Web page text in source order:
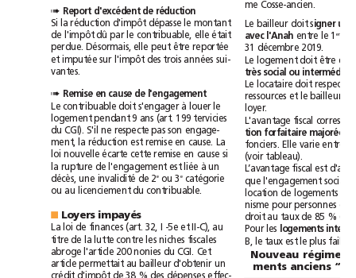
➠ Report d'excédent de réduction
Si la réduction d'impôt dépasse le
montant
de
l'impôt dû par le contribuable, elle
était
perdue.
Désormais, elle peut être
reportée
et
imputée sur l'impôt des trois années
sui-
vantes.
➠ Remise en cause de
l'engagement
Le
contribuable doit s'engager à louer le
logement
pendant9 ans (art. 199
tervicies
du
CGI). ne respecte pas son
engage-
ment, la réduction est remise en cause. La
loi nouvelle écarte cette remise en cause si
la rupture de l'engagement est liée à
un
décès,
une invalidité de 2e ou 3e
catégorie
ou
au licenciement du contribuable.
Loyers impayés
La loi de finances (art. 32, I -5e et II-C),
au
titre
de la lutte contre les niches
fiscales
abroge
l'article 200 nonies du CGI.
Cet
article
permettait au bailleur d'obtenir
un
me
Cosse-ancien.
Le
bailleur doits igner
avec
l'Anah entre le 1 er
31décembre
2019.
Le
logement doit être
très
social ou
Le
locataire doit
ressources
et le bailleur
loyer.
L'avantage
tion forfaitaire majorée
fonciers.
Elle varie entre
(voir
tableau).
L’avantage
fiscal
est
que
l'engagement
location de logements
nisme
pour
personnes
droit
au taux de 85 %
Pour
les
logements
B, le taux est le plus
Nouveau régime
ments anciens